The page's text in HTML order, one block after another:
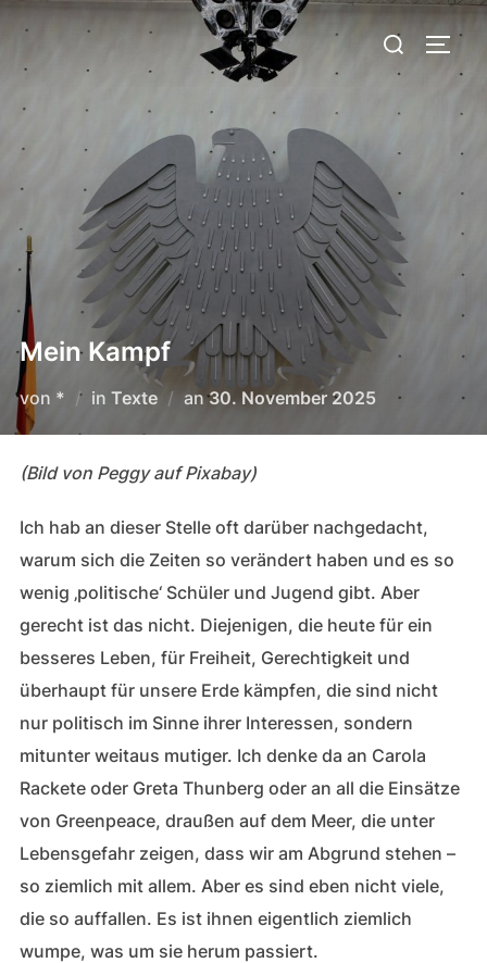
Zum
springen
Suchen
Mein Kampf
von * in Texte anVeröffentlicht
30. November 2025
(Bild von Peggy auf Pixabay)
Ich hab an dieser Stelle oft darüber nachgedacht,
warum sich die Zeiten so verändert haben und es so
wenig ‚politische‘ Schüler und Jugend gibt. Aber
gerecht ist das nicht. Diejenigen, die heute für ein
besseres Leben, für Freiheit, Gerechtigkeit und
überhaupt für unsere Erde kämpfen, die sind nicht
nur politisch im Sinne ihrer Interessen, sondern
mitunter weitaus mutiger. Ich denke da an Carola
Rackete oder Greta Thunberg oder an all die Einsätze
von Greenpeace, draußen auf dem Meer, die unter
Lebensgefahr zeigen, dass wir am Abgrund stehen –
so ziemlich mit allem. Aber es sind eben nicht viele,
die so auffallen. Es ist ihnen eigentlich ziemlich
wumpe, was um sie herum passiert.